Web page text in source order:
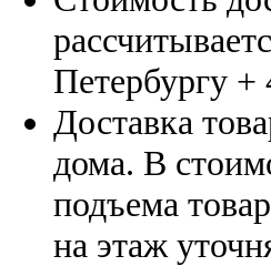
Петербургу +
Доставка
дома. В
подъема
на этаж